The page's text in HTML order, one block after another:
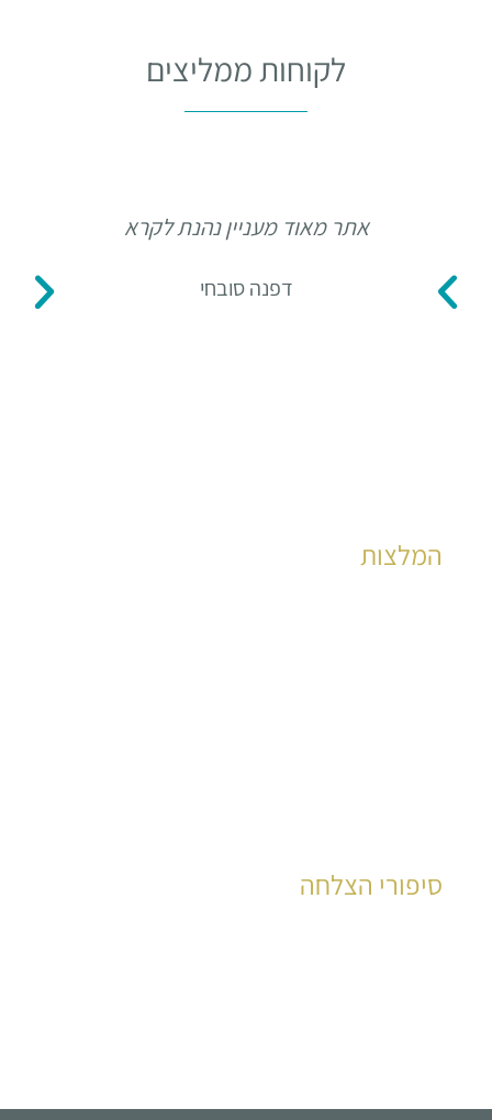
לקוחות ממליצים
אתר מאוד מעניין נהנת לקרא
דפנה סובחי
המלצות
סיפורי הצלחה